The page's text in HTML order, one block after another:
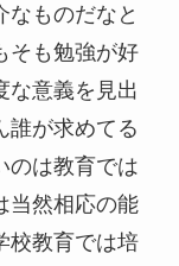
なものだなと
そも勉強が好
な意義を見出
誰が求めてる
のは教育では
当然相応の能
校教育では培